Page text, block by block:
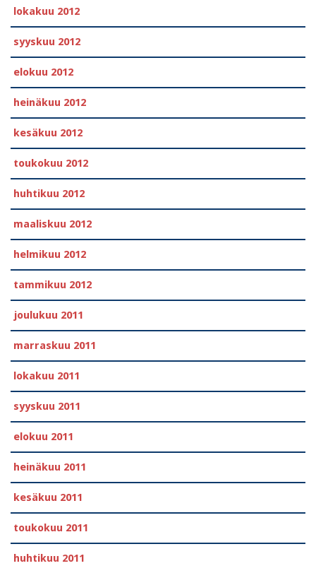
lokakuu 2012
syyskuu 2012
elokuu 2012
heinäkuu 2012
kesäkuu 2012
toukokuu 2012
huhtikuu 2012
maaliskuu 2012
helmikuu 2012
tammikuu 2012
joulukuu 2011
marraskuu 2011
lokakuu 2011
syyskuu 2011
elokuu 2011
heinäkuu 2011
kesäkuu 2011
toukokuu 2011
huhtikuu 2011